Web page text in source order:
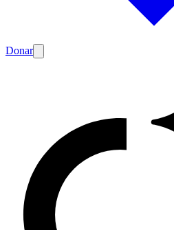
Donar